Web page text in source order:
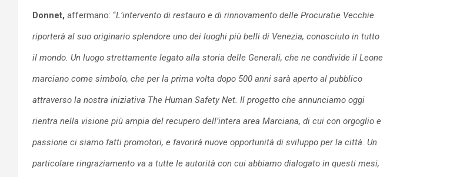
Donnet, affermano: “L’intervento di restauro e di rinnovamento delle Procuratie Vecchie
riporterà al suo originario splendore uno dei luoghi più belli di Venezia, conosciuto in tutto
il mondo. Un luogo strettamente legato alla storia delle Generali, che ne condivide il Leone
marciano come simbolo, che per la prima volta dopo 500 anni sarà aperto al pubblico
attraverso la nostra iniziativa The Human Safety Net. Il progetto che annunciamo oggi
rientra nella visione più ampia del recupero dell’intera area Marciana, di cui con orgoglio e
passione ci siamo fatti promotori, e favorirà nuove opportunità di sviluppo per la città. Un
particolare ringraziamento va a tutte le autorità con cui abbiamo dialogato in questi mesi,